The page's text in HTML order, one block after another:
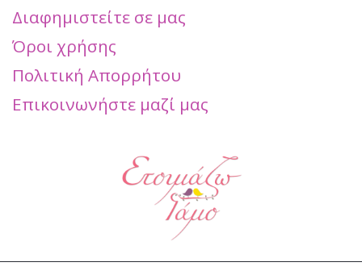
Διαφημιστείτε σε μας
Όροι χρήσης
Πολιτική Απορρήτου
Επικοινωνήστε μαζί μας